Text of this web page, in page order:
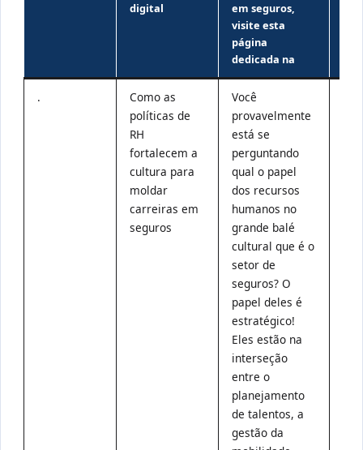
digital
em seguros,
visite esta
página
dedicada na
.
Como as
políticas de
RH
fortalecem a
cultura para
moldar
carreiras em
seguros
Você
provavelmente
está se
perguntando
qual o papel
dos recursos
humanos no
grande balé
cultural que é o
setor de
seguros? O
papel deles é
estratégico!
Eles estão na
interseção
entre o
planejamento
de talentos, a
gestão da